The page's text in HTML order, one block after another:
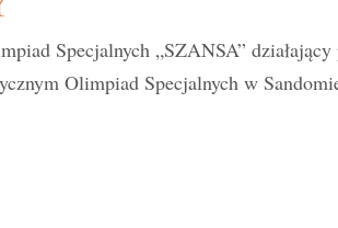
Specjalnych „SZANSA”
Olimpiad Specjalnych w